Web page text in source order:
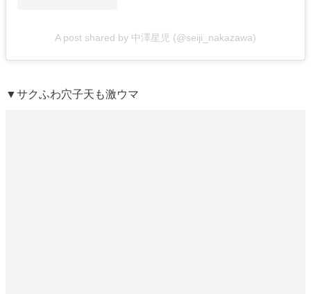
A post shared by 中澤星児 (@seiji_nakazawa)
▼サクふわ穴子天も激ウマ